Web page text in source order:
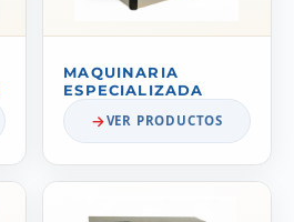
MAQUINARIA
ESPECIALIZADA
VER PRODUCTOS